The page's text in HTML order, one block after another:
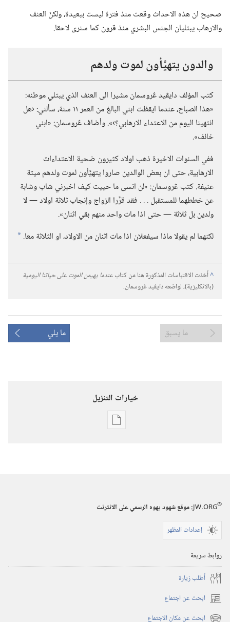
صحيح ان هذه الاحداث وقعت منذ فترة ليست ببعيدة،‏ ولكنّ العنف
والارهاب يبتليان الجنس البشري منذ قرون كما سنرى لاحقا.‏
والدون يتهيَّأون لموت ولدهم
كتب المؤلف دايڤيد ڠروسمان مشيرا الى العنف الذي يبتلي موطنه:‏
«هذا الصباح،‏ عندما ايقظت ابني البالغ من العمر ١١ سنة،‏ سألني:‏ ‹هل
انتهينا اليوم من الاعتداء الارهابي؟‏›».‏ وأضاف ڠروسمان:‏ «ابني
خائف».‏
ففي السنوات الاخيرة ذهب اولاد كثيرون ضحية الاعتداءات
الارهابية،‏ حتى ان بعض الوالدين صاروا يتهيَّأون لموت ولدهم ميتة
عنيفة.‏ كتب ڠروسمان:‏ «لن انسى ما حييت كيف اخبرني شاب وشابة
عن خططهما للمستقبل .‏ .‏ .‏ فقد قرَّرا الزواج وإنجاب ثلاثة اولاد —‏ لا
ولدين بل ثلاثة —‏ حتى اذا مات واحد منهم بقي اثنان».‏
لكنهما لم يقولا ماذا سيفعلان اذا مات اثنان من الاولاد،‏ او الثلاثة معا.‏ *
^أُخذت الاقتباسات المذكورة هنا من كتابعندما يهيمن الموت على حياتنا اليومية
‏(‏بالانكليزية)‏،‏ لواضعه دايڤيد ڠروسمان.‏
ما يسبق ما يلي
خيارات التنزيل
خيارات
JW.ORG®
:‏ موقع شهود يهوه الرسمي على الانترنت
إعدادات المظهر
روابط سريعة
أُطلب زيارة
ابحث عن اجتماع (يفتح
نافذة ابحث عن مكان الاجتماع